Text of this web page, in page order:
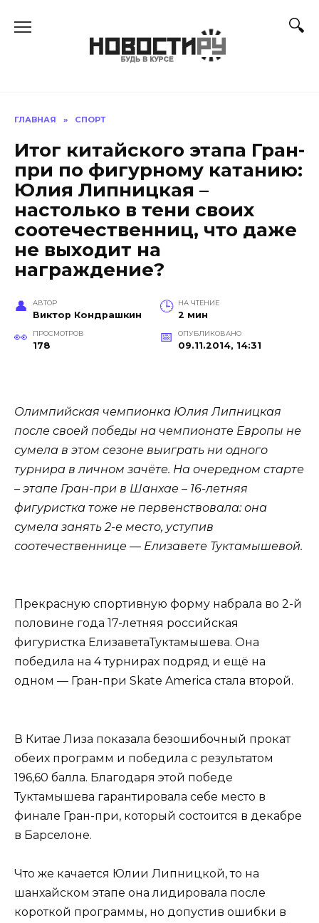
ГЛАВНАЯ » СПОРТ
Итог китайского этапа Гран-
при по фигурному катанию:
Юлия Липницкая –
настолько в тени своих
соотечественниц, что даже
не выходит на
награждение?
АВТОР
Виктор Кондрашкин
НА ЧТЕНИЕ
2 мин
ПРОСМОТРОВ
178
ОПУБЛИКОВАНО
09.11.2014, 14:31
Олимпийская чемпионка Юлия Липницкая
после своей победы на чемпионате Европы не
сумела в этом сезоне выиграть ни одного
турнира в личном зачёте. На очередном старте
– этапе Гран-при в Шанхае – 16-летняя
фигуристка тоже не первенствовала: она
сумела занять 2-е место, уступив
соотечественнице — Елизавете Туктамышевой.
Прекрасную спортивную форму набрала во 2-й
половине года 17-летняя российская
фигуристка ЕлизаветаТуктамышева. Она
победила на 4 турнирах подряд и ещё на
одном — Гран-при Skate America стала второй.
В Китае Лиза показала безошибочный прокат
обеих программ и победила с результатом
196,60 балла. Благодаря этой победе
Туктамышева гарантировала себе место в
финале Гран-при, который состоится в декабре
в Барселоне.
Что же качается Юлии Липницкой, то на
шанхайском этапе она лидировала после
короткой программы, но допустив ошибки в